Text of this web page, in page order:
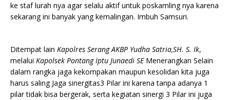
ke staf lurah nya agar selalu aktif untuk poskamling nya karena
sekarang ini banyak yang kemalingan. Imbuh Samsuri.
Ditempat lain Kapolres Serang AKBP Yudha Satria,SH. S. Ik,
melalui Kapolsek Pontang Iptu Junaedi SEMenerangkan Selain
dalam rangka jaga kekompakan maupun kesolidan kita juga
harus saling Jaga sinergitas3 Pilar ini karena tanpa adanya 1
pilar tidak bisa bergerak, serta kegiatan sinergi 3 Pilar ini juga